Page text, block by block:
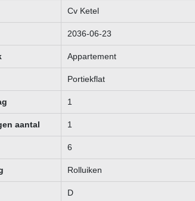
samengesteld en geheel vrijblijvend.
zijn indicatief.
Cv Ketel
2036-06-23
Appartement
Portiekflat
1
aantal 1
6
Rolluiken
D